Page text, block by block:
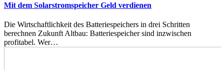
Mit dem Solarstromspeicher Geld verdienen
Die Wirtschaftlichkeit des Batteriespeichers in drei Schritten
berechnen Zukunft Altbau: Batteriespeicher sind inzwischen
profitabel. Wer…